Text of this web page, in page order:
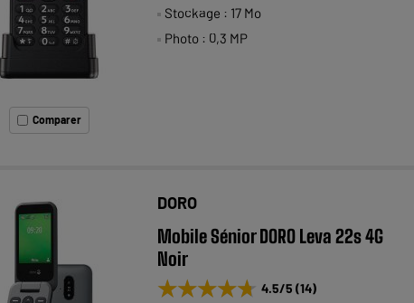
Comparer
Stockage : 17 Mo
Photo : 0,3 MP
DORO
Mobile Sénior DORO Leva 22s 4G
Noir
★★★★★
★★★★★ 4.5/5 (14)